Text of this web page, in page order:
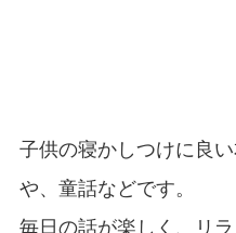
子供の寝かしつけに良
や、童話などです。
毎日の話が楽しく、リ